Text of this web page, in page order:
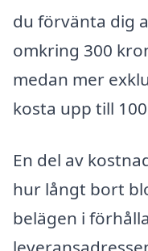
du förvänta dig
omkring 300
medan mer
kosta upp till
En del av
hur långt bort
belägen i